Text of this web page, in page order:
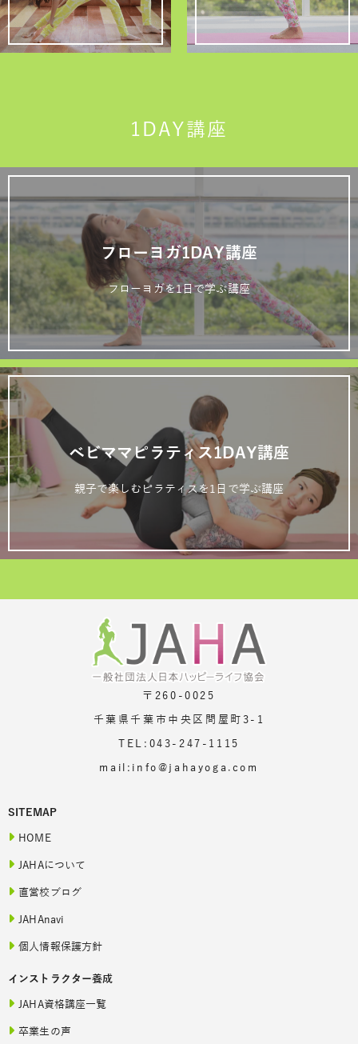
1DAY講座
フローヨガ1DAY講座
フローヨガを1日で学ぶ講座
ベビママピラティス1DAY講座
親子で楽しむピラティスを1日で学ぶ講座
〒260-0025
千葉県千葉市中央区問屋町3-1
TEL:043-247-1115
mail:info@jahayoga.com
SITEMAP
HOME
JAHAについて
直営校ブログ
JAHAnavi
個人情報保護方針
インストラクター養成
JAHA資格講座一覧
卒業生の声